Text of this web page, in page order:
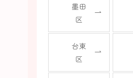
墨田
区
台東
区